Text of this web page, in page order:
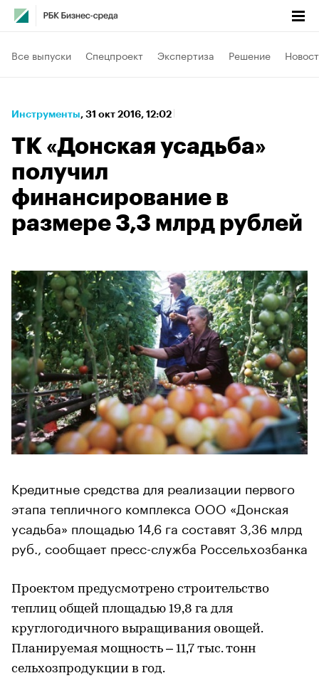
Все выпуски Спецпроект Экспертиза Решение
Инструменты⁠, 31 окт 2016, 12:02
ТК «Донская усадьба»
получил
финансирование в
размере 3,3 млрд рублей
Кредитные средства для реализации первого
этапа тепличного комплекса ООО «Донская
усадьба» площадью 14,6 га составят 3,36 млрд
руб., сообщает пресс-служба Россельхозбанка
Проектом предусмотрено строительство
теплиц общей площадью 19,8 га для
круглогодичного выращивания овощей.
Планируемая мощность – 11,7 тыс. тонн
сельхозпродукции в год.